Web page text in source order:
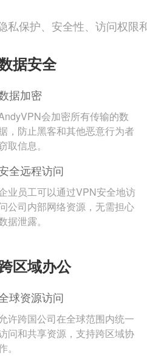
私保护、安全性、访问权限
据安全
据加密
会加密所有传输的数
，防止黑客和其他恶意行为者
取信息。
全远程访问
业员工可以通过VPN安全地访
公司内部网络资源，无需担心
据泄露。
区域办公
球资源访问
允许跨国公司在全球范围内统一
问和共享资源，支持跨区域协
。